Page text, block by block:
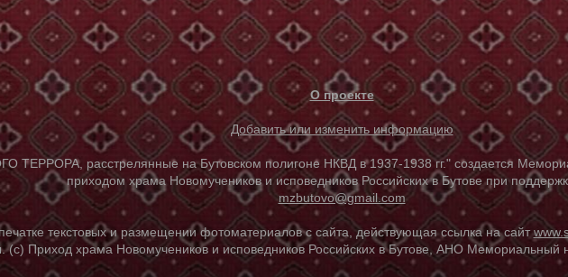
О проекте
Добавить или изменить информацию
расстрелянные на Бутовском полигоне НКВД в 1937-1938 гг." создается
приходом храма Новомучеников и исповедников Российских в Бутове при
mzbutovo@gmail.com
текстовых и размещении фотоматериалов с сайта, действующая ссылка на сайт
Приход храма Новомучеников и исповедников Российских в Бутове, АНО Мемориальный